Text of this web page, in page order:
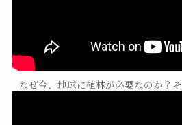
なぜ今、地球に植林が必要なのか？